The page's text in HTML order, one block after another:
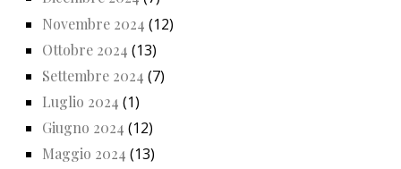
Novembre 2024 (12)
Ottobre 2024 (13)
Settembre 2024 (7)
Luglio 2024 (1)
Giugno 2024 (12)
Maggio 2024 (13)